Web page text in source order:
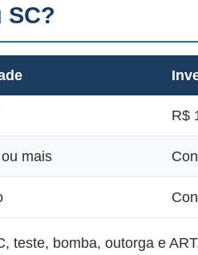
SC?
R$
mais
teste, bomba, outorga e